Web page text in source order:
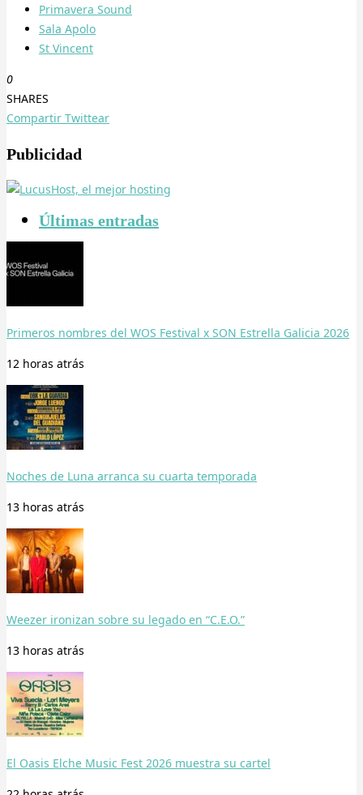
Primavera Sound
Sala Apolo
St Vincent
0
SHARES
Compartir Twittear
Publicidad
Últimas entradas
Primeros nombres del WOS Festival x SON Estrella Galicia 2026
12 horas atrás
Noches de Luna arranca su cuarta temporada
13 horas atrás
Weezer ironizan sobre su legado en “C.E.O.”
13 horas atrás
El Oasis Elche Music Fest 2026 muestra su cartel